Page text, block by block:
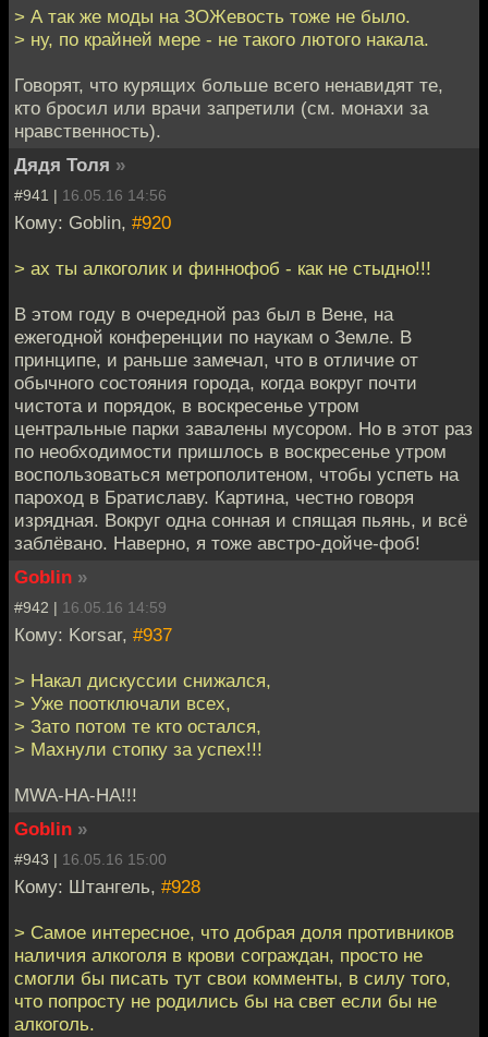
> А так же моды на ЗОЖевость тоже не было.
> ну, по крайней мере - не такого лютого накала.
Говорят, что курящих больше всего ненавидят те,
кто бросил или врачи запретили (см. монахи за
нравственность).
Дядя Толя »
#941 | 16.05.16 14:56
Кому: Goblin, #920
> ах ты алкоголик и финнофоб - как не стыдно!!!
В этом году в очередной раз был в Вене, на
ежегодной конференции по наукам о Земле. В
принципе, и раньше замечал, что в отличие от
обычного состояния города, когда вокруг почти
чистота и порядок, в воскресенье утром
центральные парки завалены мусором. Но в этот раз
по необходимости пришлось в воскресенье утром
воспользоваться метрополитеном, чтобы успеть на
пароход в Братиславу. Картина, честно говоря
изрядная. Вокруг одна сонная и спящая пьянь, и всё
заблёвано. Наверно, я тоже австро-дойче-фоб!
Goblin »
#942 | 16.05.16 14:59
Кому: Korsar, #937
> Накал дискуссии снижался,
> Уже поотключали всех,
> Зато потом те кто остался,
> Махнули стопку за успех!!!
MWA-HA-HA!!!
Goblin »
#943 | 16.05.16 15:00
Кому: Штангель, #928
> Самое интересное, что добрая доля противников
наличия алкоголя в крови сограждан, просто не
смогли бы писать тут свои комменты, в силу того,
что попросту не родились бы на свет если бы не
алкоголь.